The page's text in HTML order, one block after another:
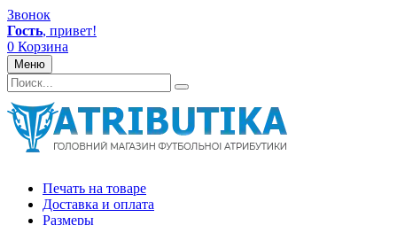
Звонок
Гость, привет!
0 Корзина
Меню
Печать на товаре
Доставка и оплата
Размеры